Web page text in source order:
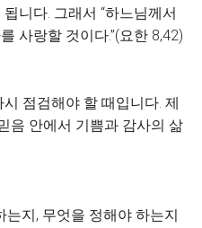
니다. 그래서 “하느님께서
사랑할 것이다.”(요한 8,42)
점검해야 할 때입니다. 제
음 안에서 기쁨과 감사의 삶
지, 무엇을 정해야 하는지